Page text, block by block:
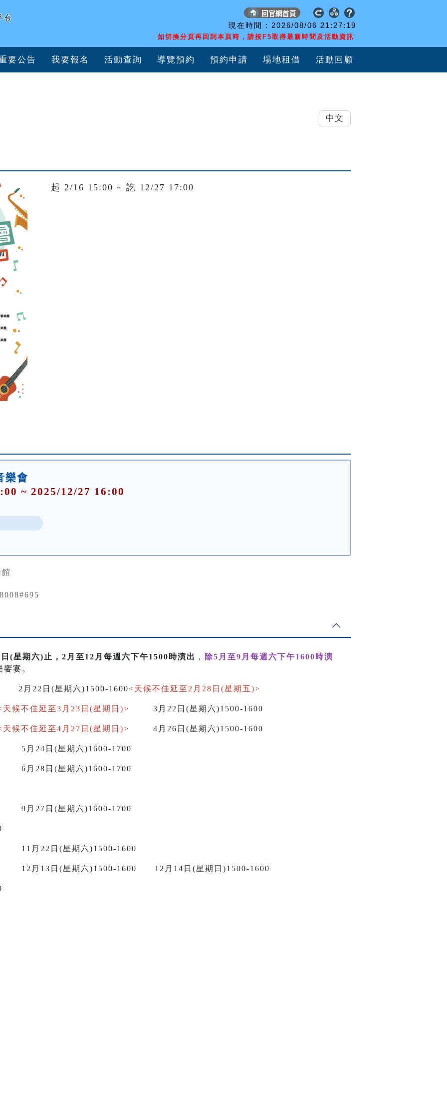
現在時間 : 2026/08/06 21:27:20
如切換分頁再回到本頁時，請按F5取得最新時間及活動資訊
要公告 我要報名 活動查詢 導覽預約 預約申請 場地租借 活動回顧
起 2/16 15:00 ~ 訖 12/27 17:00
樂會
~ 2025/12/27 16:00
(星期六)止，2月至12月每週六下午1500時演出 ，
除5月至9月每週六下午1600時演
宴。
2月22日(星期六)1500-1600<天候不佳延至2月28日(星期五)>
天候不佳延至3月23日(星期日)> 3月22日(星期六)1500-1600
天候不佳延至4月27日(星期日)> 4月26日(星期六)1500-1600
5月24日(星期六)1600-1700
6月28日(星期六)1600-1700
9月27日(星期六)1600-1700
11月22日(星期六)1500-1600
12月13日(星期六)1500-1600 12月14日(星期日)1500-1600